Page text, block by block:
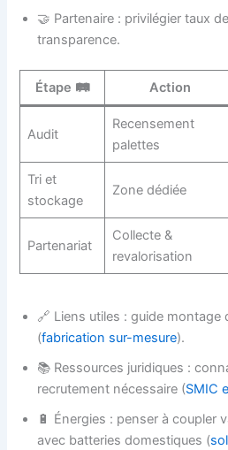
🤝 Partenaire : privilégier taux
transparence.
Étape 🛤️ Action
Audit
Recensement
palettes
Tri et
stockage
Zone dédiée
Partenariat
Collecte &
revalorisation
🔗 Liens utiles : guide montage
(fabrication sur-mesure).
📚 Ressources juridiques :
recrutement nécessaire (SMIC
🔋 Énergies : penser à coupler
avec batteries domestiques (